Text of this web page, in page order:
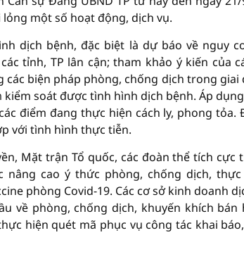
một số hoạt động, dịch vụ.
dịch bệnh, đặc biệt là dự báo về nguy
tỉnh, TP lân cận; tham khảo ý kiến của
biện pháp phòng, chống dịch trong giai
soát được tình hình dịch bệnh. Áp
điểm đang thực hiện cách ly, phong tỏa.
với tình hình thực tiễn.
Mặt trận Tổ quốc, các đoàn thể tích cực
cao ý thức phòng, chống dịch,
phòng Covid-19. Các cơ sở kinh doanh
về phòng, chống dịch, khuyến khích bán
hiện quét mã phục vụ công tác khai